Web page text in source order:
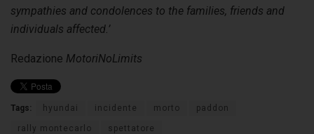
sympathies and condolences to the families, friends and
individuals affected.’
Redazione MotoriNoLimits
Tags: hyundai incidente morto paddon
rally montecarlo spettatore